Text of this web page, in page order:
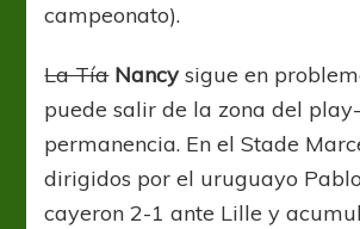
campeonato).
La Tía Nancy sigue en
puede salir de la zona del
permanencia. En el Stade
dirigidos por el uruguayo
cayeron 2-1 ante Lille y